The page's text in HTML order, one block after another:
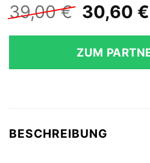
39,00€
Preis
war:
39,00 €
30,60 €
ZUM
BESCHREIBUNG